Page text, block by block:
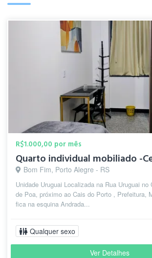
R$1.000,00 por mês
Bom Fim, Porto Alegre - RS
Unidade Uruguai Localizada na Rua Uruguai no
de Poa, próximo ao Cais do Porto , Prefeitura,
fica na esquina Andrada...
Qualquer sexo
Ver Detalhes